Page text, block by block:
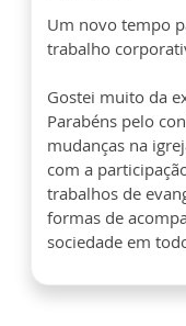
Um novo tempo
trabalho
Gostei muito da
Parabéns pelo
mudanças na
com a
trabalhos de
formas de
sociedade em